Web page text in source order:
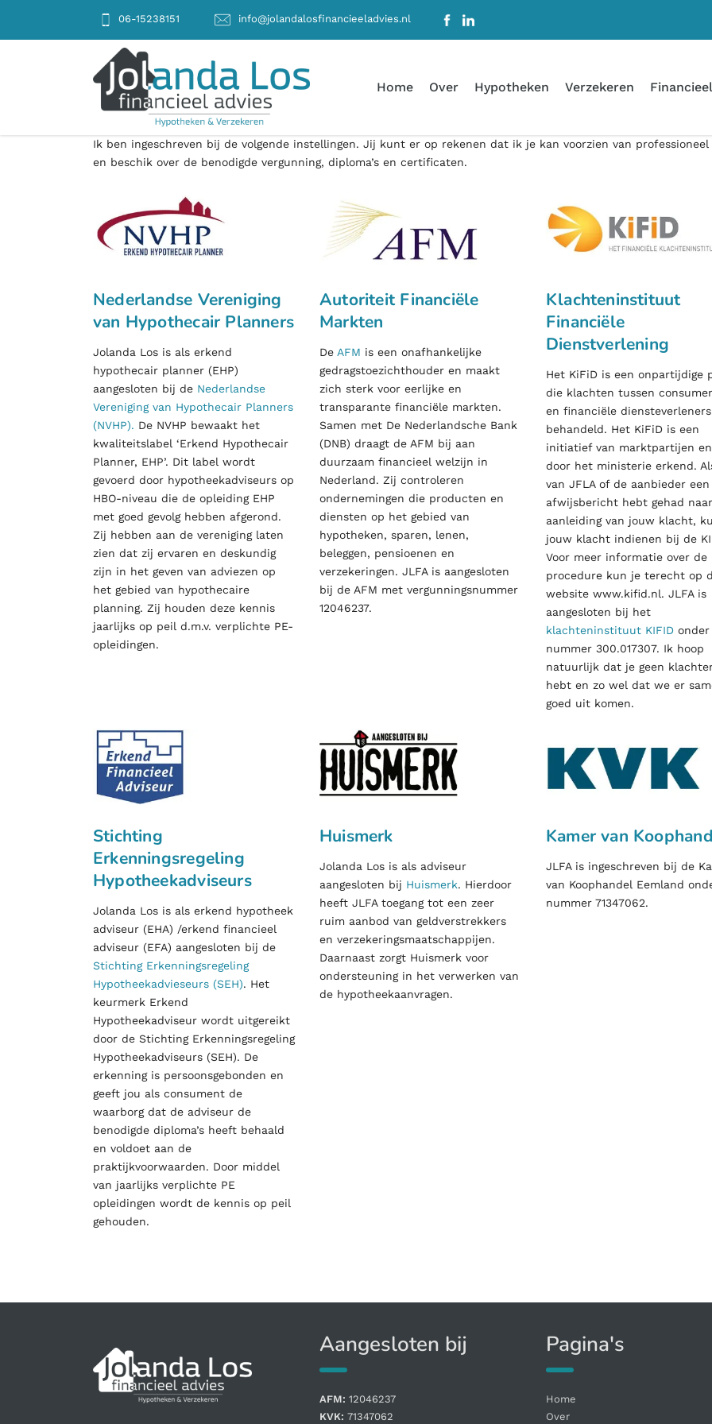
06-15238151 info@jolandalosfinancieeladvies.nl
Home Over Hypotheken Verzekeren
Ik ben ingeschreven bij de volgende instellingen. Jij kunt er op rekenen dat ik je kan voorzien van professioneel
en beschik over de benodigde vergunning, diploma’s en certificaten.
Nederlandse Vereniging
van Hypothecair Planners
Jolanda Los is als erkend
hypothecair planner (EHP)
aangesloten bij de Nederlandse
Vereniging van Hypothecair Planners
(NVHP). De NVHP bewaakt het
kwaliteitslabel ‘Erkend Hypothecair
Planner, EHP’. Dit label wordt
gevoerd door hypotheekadviseurs op
HBO-niveau die de opleiding EHP
met goed gevolg hebben afgerond.
Zij hebben aan de vereniging laten
zien dat zij ervaren en deskundig
zijn in het geven van adviezen op
het gebied van hypothecaire
planning. Zij houden deze kennis
jaarlijks op peil d.m.v. verplichte PE-
opleidingen.
Autoriteit Financiële
Markten
De AFM is een onafhankelijke
gedragstoezichthouder en maakt
zich sterk voor eerlijke en
transparante financiële markten.
Samen met De Nederlandsche Bank
(DNB) draagt de AFM bij aan
duurzaam financieel welzijn in
Nederland. Zij controleren
ondernemingen die producten en
diensten op het gebied van
hypotheken, sparen, lenen,
beleggen, pensioenen en
verzekeringen. JLFA is aangesloten
bij de AFM met vergunningsnummer
12046237.
Klachteninstituut
Financiële
Dienstverlening
Het KiFiD is een onpartijdige
die klachten tussen
en financiële diensteverleners
behandeld. Het KiFiD is een
initiatief van marktpartijen
door het ministerie erkend.
van JFLA of de aanbieder een
afwijsbericht hebt gehad naar
aanleiding van jouw klacht,
jouw klacht indienen bij de
Voor meer informatie over de
procedure kun je terecht op
website www.kifid.nl. JLFA is
aangesloten bij het
klachteninstituut KIFIDonder
nummer 300.017307. Ik hoop
natuurlijk dat je geen
hebt en zo wel dat we er
goed uit komen.
Stichting
Erkenningsregeling
Hypotheekadviseurs
Jolanda Los is als erkend hypotheek
adviseur (EHA) /erkend financieel
adviseur (EFA) aangesloten bij de
Stichting Erkenningsregeling
Hypotheekadvieseurs (SEH). Het
keurmerk Erkend
Hypotheekadviseur wordt uitgereikt
door de Stichting Erkenningsregeling
Hypotheekadviseurs (SEH). De
erkenning is persoonsgebonden en
geeft jou als consument de
waarborg dat de adviseur de
benodigde diploma’s heeft behaald
en voldoet aan de
praktijkvoorwaarden. Door middel
van jaarlijks verplichte PE
opleidingen wordt de kennis op peil
gehouden.
Huismerk
Jolanda Losis als adviseur
aangesloten bij Huismerk. Hierdoor
heeft JLFA toegang tot een zeer
ruim aanbod van geldverstrekkers
en verzekeringsmaatschappijen.
Daarnaast zorgt Huismerk voor
ondersteuning in het verwerken van
de hypotheekaanvragen.
Kamer van
JLFA is ingeschreven bij de
van Koophandel Eemland
nummer 71347062.
Aangesloten bij
AFM: 12046237
KVK: 71347062
Pagina's
Home
Over